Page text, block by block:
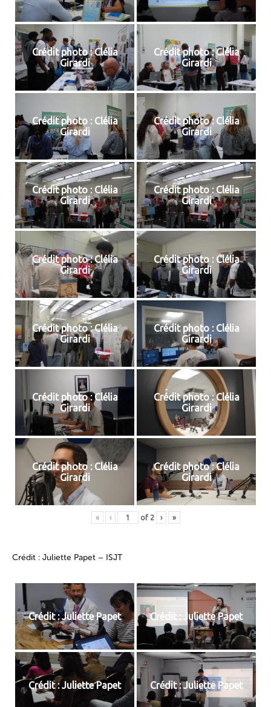
Crédit photo : Clélia
Girardi
Crédit photo : Clélia
Girardi
Crédit photo : Clélia
Girardi
Crédit photo : Clélia
Girardi
Crédit photo : Clélia
Girardi
Crédit photo : Clélia
Girardi
Crédit photo : Clélia
Girardi
Crédit photo : Clélia
Girardi
Crédit photo : Clélia
Girardi
Crédit photo : Clélia
Girardi
Crédit photo : Clélia
Girardi
Crédit photo : Clélia
Girardi
Crédit photo : Clélia
Girardi
Crédit photo : Clélia
Girardi
« ‹ of 2 › »
Crédit : Juliette Papet – ISJT
Crédit : Juliette Papet Crédit : Juliette Papet
Crédit : Juliette Papet Crédit : Juliette Papet